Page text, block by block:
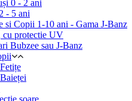
0 - 2 ani
- 5 ani
si Copii 1-10 ani - Gama J-Banz
cu protectie UV
Bubzee sau J-Banz
soare